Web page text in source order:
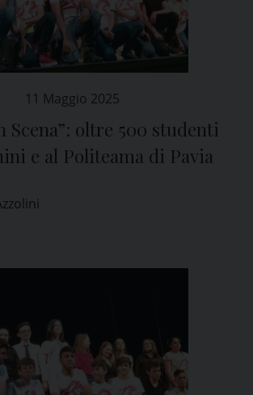
11 Maggio 2025
Scena”: oltre 500 studenti
e al Politeama di Pavia